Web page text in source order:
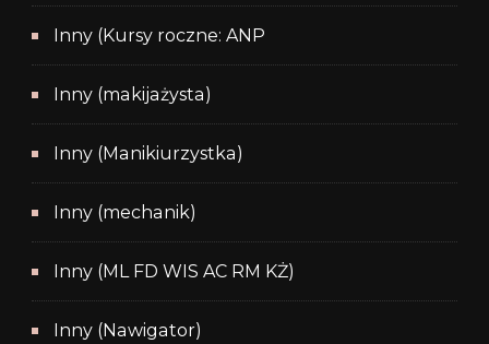
Inny (Kursy roczne: ANP
Inny (makijażysta)
Inny (Manikiurzystka)
Inny (mechanik)
Inny (ML FD WIS AC RM KŻ)
Inny (Nawigator)